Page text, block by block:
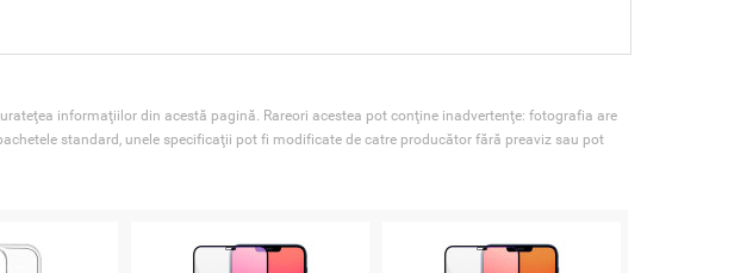
informaţiilor din acestă pagină. Rareori acestea pot conţine inadvertenţe: fotografia are
standard, unele specificaţii pot fi modificate de catre producător fără preaviz sau pot